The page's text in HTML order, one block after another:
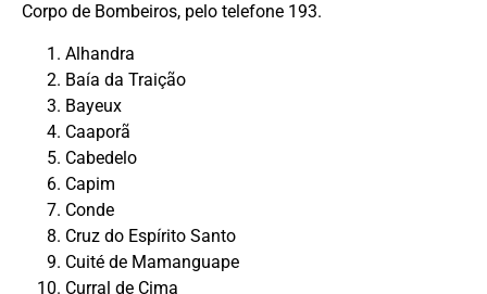
Corpo de Bombeiros, pelo telefone 193.
Alhandra
Baía da Traição
Bayeux
Caaporã
Cabedelo
Capim
Conde
Cruz do Espírito Santo
Cuité de Mamanguape
Curral de Cima